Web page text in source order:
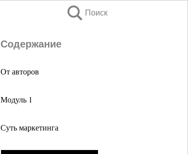
Поиск
Содержание
От авторов
Модуль 1
Суть маркетинга